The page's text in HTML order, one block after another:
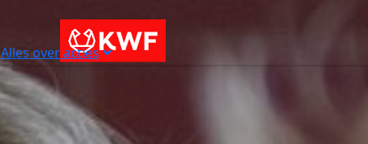
Alles over acties